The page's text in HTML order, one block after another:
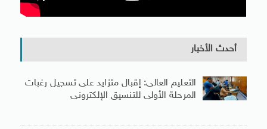
أحدث الأخبار
التعليم العالى: إقبال متزايد على تسجيل رغبات
المرحلة الأولى للتنسيق الإلكترونى